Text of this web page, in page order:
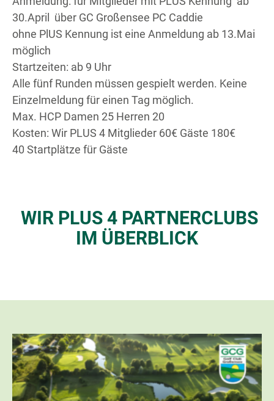
30.April über GC Großensee PC Caddie
ohne PlUS Kennung ist eine Anmeldung ab 13.Mai
möglich
Startzeiten: ab 9 Uhr
Alle fünf Runden müssen gespielt werden. Keine
Einzelmeldung für einen Tag möglich.
Max. HCP Damen 25 Herren 20
Kosten: Wir PLUS 4 Mitglieder 60€ Gäste 180€
40 Startplätze für Gäste
WIR PLUS 4 PARTNERCLUBS
IM ÜBERBLICK